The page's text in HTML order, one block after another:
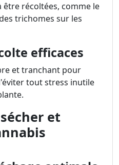
récoltées, comme le
trichomes sur les
efficaces
et tranchant pour
tout stress inutile
et